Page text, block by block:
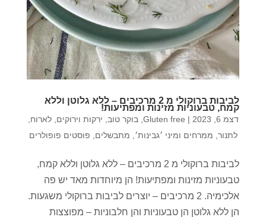
לביבות ברוקולי מ 2 מרכיבים – ללא גלוטן וללא
קמח, טבעוניות מזינות ומפתיעות!
דצמ 6, 2023 |
Gluten free בוקר טוב ירקות וירוקים ,לארוח
לתנור ממרחים ומיני ׳גבינות׳ מתבשלים פוסטים פופולרים
לביבות ברוקולי מ 2 מרכיבים – ללא גלוטן וללא קמח,
טבעוניות מזינות ומפתיעות! הן מיוחדות מאד יש פה
אלכימיה. 2 מרכיבים – יוצרים לביבות ברוקולי משגעות.
הן ללא גלוטן הן טבעוניות והן חלבוניות – מפוצצות